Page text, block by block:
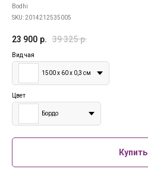
Bodhi
SKU:2014212535005
23 900 р. 39 325 р.
Вид чая
1500 х 60 х 0,3 см
Цвет
Бордо
Купить